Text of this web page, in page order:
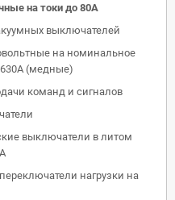
на токи до 80А
выключателей
на номинальное
(медные)
команд и сигналов
выключатели в литом
нагрузки на